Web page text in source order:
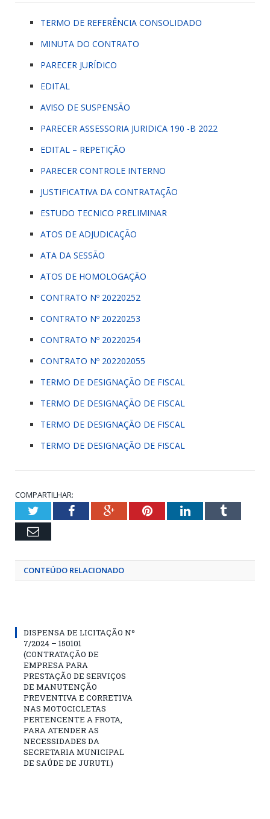
TERMO DE REFERÊNCIA CONSOLIDADO
MINUTA DO CONTRATO
PARECER JURÍDICO
EDITAL
AVISO DE SUSPENSÃO
PARECER ASSESSORIA JURIDICA 190 -B 2022
EDITAL – REPETIÇÃO
PARECER CONTROLE INTERNO
JUSTIFICATIVA DA CONTRATAÇÃO
ESTUDO TECNICO PRELIMINAR
ATOS DE ADJUDICAÇÃO
ATA DA SESSÃO
ATOS DE HOMOLOGAÇÃO
CONTRATO Nº 20220252
CONTRATO Nº 20220253
CONTRATO Nº 20220254
CONTRATO Nº 202202055
TERMO DE DESIGNAÇÃO DE FISCAL
TERMO DE DESIGNAÇÃO DE FISCAL
TERMO DE DESIGNAÇÃO DE FISCAL
TERMO DE DESIGNAÇÃO DE FISCAL
COMPARTILHAR:
TwitterFacebookGoogle+PinterestLinkedInTumblr
Email
CONTEÚDO RELACIONADO
DISPENSA DE LICITAÇÃO Nº
7/2024 – 150101
(CONTRATAÇÃO DE
EMPRESA PARA
PRESTAÇÃO DE SERVIÇOS
DE MANUTENÇÃO
PREVENTIVA E CORRETIVA
NAS MOTOCICLETAS
PERTENCENTE A FROTA,
PARA ATENDER AS
NECESSIDADES DA
SECRETARIA MUNICIPAL
DE SAÚDE DE JURUTI.)